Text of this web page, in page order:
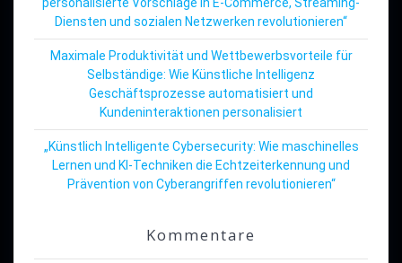
Diensten und sozialen Netzwerken revolutionieren“
Maximale Produktivität und Wettbewerbsvorteile für
Selbständige: Wie Künstliche Intelligenz
Geschäftsprozesse automatisiert und
Kundeninteraktionen personalisiert
„Künstlich Intelligente Cybersecurity: Wie maschinelles
Lernen und KI-Techniken die Echtzeiterkennung und
Prävention von Cyberangriffen revolutionieren“
Kommentare